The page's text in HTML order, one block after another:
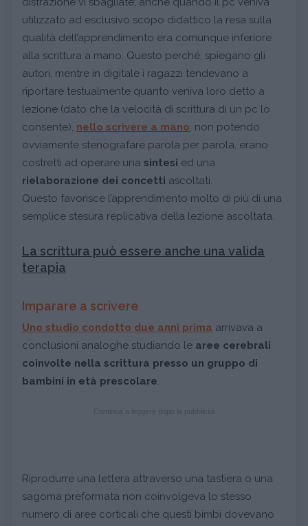
utilizzato ad esclusivo scopo didattico la resa sulla
qualità dell’apprendimento era comunque inferiore
alla scrittura a mano. Questo perché, spiegano gli
autori, mentre in digitale i ragazzi tendevano a
riportare testualmente quanto veniva loro detto a
lezione (dato che la velocità di scrittura di un pc lo
consente), nello scrivere a mano, non potendo
ovviamente stenografare parola per parola, erano
costretti ad operare una sintesi ed una
rielaborazione dei concetti ascoltati.
Questo favorisce l’apprendimento molto di più di una
semplice stesura replicativa della lezione ascoltata.
La scrittura può essere anche una valida
terapia
Imparare a scrivere
Uno studio condotto due anni prima arrivava a
conclusioni analoghe studiando le aree cerebrali
coinvolte nella scrittura presso un gruppo di
bambini in età prescolare.
Riprodurre una lettera attraverso una tastiera o una
sagoma preformata non coinvolgeva lo stesso
numero di aree corticali che questi bimbi dovevano